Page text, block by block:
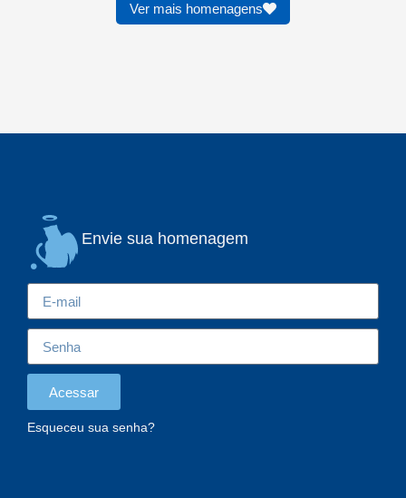
Ver mais homenagens
Envie sua homenagem
Acessar
Esqueceu sua senha?